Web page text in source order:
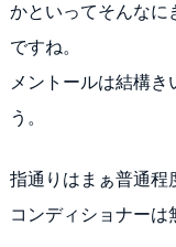
かといってそんなに
ですね。
メントールは結構
う。
指通りはまぁ普通程
コンディショナーは